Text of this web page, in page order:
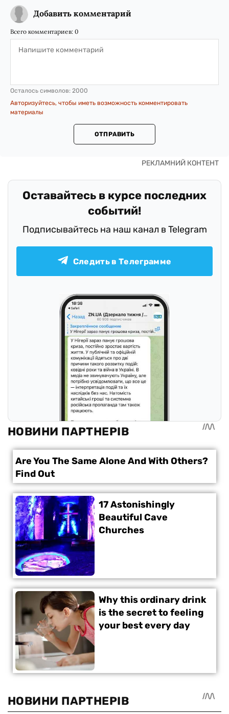
Добавить комментарий
Всего комментариев: 0
Осталось символов: 2000
Авторизуйтесь, чтобы иметь возможность комментировать
материалы
ОТПРАВИТЬ
Оставайтесь в курсе последних
событий!
Подписывайтесь на наш канал в Telegram
Следить в Телеграмме